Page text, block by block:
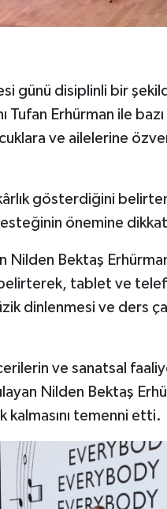
günü disiplinli bir
Tufan Erhürman ile
ve ailelerine
gösterdiğini
önemine
Nilden Bektaş
belirterek, tablet ve
dinlenmesi ve ders
ve sanatsal
Nilden Bektaş
kalmasını temenni etti.